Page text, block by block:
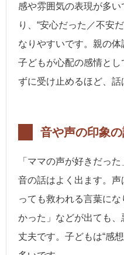
感や雰囲気の表現が多
り、“安心だった／不安
なりやすいです。親の体
子どもが心配の感情と
ずに受け止めるほど、話
音や声の印象
「ママの声が好きだっ
音の話はよく出ます。
っても救われる言葉に
かった」などが出ても
丈夫です。子どもは“感